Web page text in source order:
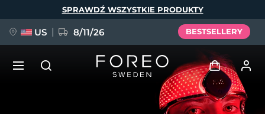
SPRAWDŹ WSZYSTKIE PRODUKTY
US 8/11/26 BESTSELLERY
Zaloguj